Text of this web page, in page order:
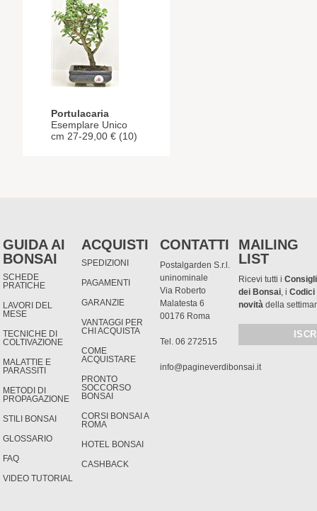
Portulacaria
Esemplare Unico
cm 27-29,00 € (10)
GUIDA AI
BONSAI
SCHEDE
PRATICHE
LAVORI DEL
MESE
TECNICHE DI
COLTIVAZIONE
MALATTIE E
PARASSITI
METODI DI
PROPAGAZIONE
STILI BONSAI
GLOSSARIO
FAQ
VIDEO TUTORIAL
ACQUISTI
SPEDIZIONI
PAGAMENTI
GARANZIE
VANTAGGI PER
CHI ACQUISTA
COME
ACQUISTARE
PRONTO
SOCCORSO
BONSAI
CORSI BONSAI A
ROMA
HOTEL BONSAI
CASHBACK
CONTATTI
Postalgarden S.r.l.
uninominale
Via Roberto
Malatesta 6
00176 Roma
Tel. 06 272515
info@pagineverdibonsai.it
MAILING
LIST
Ricevi tutti i
dei Bonsai , iCodici
novità della